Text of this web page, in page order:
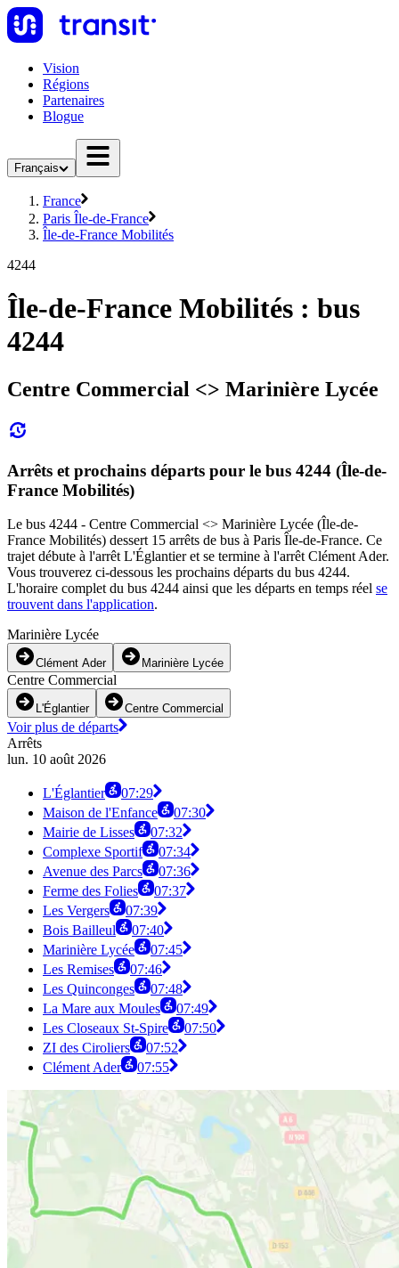
Vision
Régions
Partenaires
Blogue
Français
France
Paris Île-de-France
Île-de-France Mobilités
4244
Île-de-France Mobilités : bus
4244
Centre Commercial <> Marinière Lycée
Arrêts et prochains départs pour le bus 4244 (Île-de-
France Mobilités)
Le bus 4244 - Centre Commercial <> Marinière Lycée (Île-de-
France Mobilités) dessert 15 arrêts de bus à Paris Île-de-France. Ce
trajet débute à l'arrêt L'Églantier et se termine à l'arrêt Clément Ader.
Vous trouverez ci-dessous les prochains départs du bus 4244.
L'horaire complet du bus 4244 ainsi que les départs en temps réel se
trouvent dans l'application.
Marinière Lycée
Clément Ader Marinière Lycée
Centre Commercial
L'Églantier Centre Commercial
Voir plus de départs
Arrêts
lun. 10 août 2026
L'Églantier
07:29
Maison de l'Enfance
07:30
Mairie de Lisses
07:32
Complexe Sportif
07:34
Avenue des Parcs
07:36
Ferme des Folies
07:37
Les Vergers
07:39
Bois Bailleul
07:40
Marinière Lycée
07:45
Les Remises
07:46
Les Quinconges
07:48
La Mare aux Moules
07:49
Les Closeaux St-Spire
07:50
ZI des Ciroliers
07:52
Clément Ader
07:55